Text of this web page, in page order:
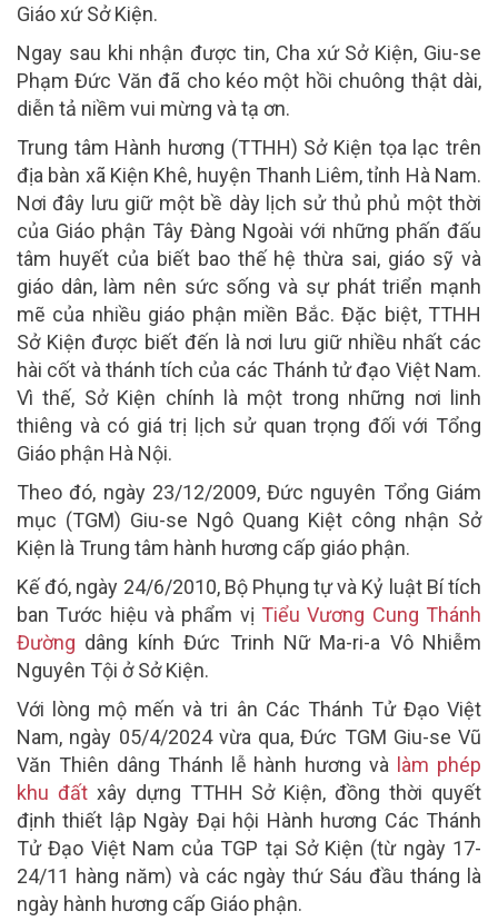
Giáo xứ Sở Kiện.
Ngay sau khi nhận được tin, Cha xứ Sở Kiện, Giu-se
Phạm Đức Văn đã cho kéo một hồi chuông thật dài,
diễn tả niềm vui mừng và tạ ơn.
Trung tâm Hành hương (TTHH) Sở Kiện tọa lạc trên
địa bàn xã Kiện Khê, huyện Thanh Liêm, tỉnh Hà Nam.
Nơi đây lưu giữ một bề dày lịch sử thủ phủ một thời
của Giáo phận Tây Đàng Ngoài với những phấn đấu
tâm huyết của biết bao thế hệ thừa sai, giáo sỹ và
giáo dân, làm nên sức sống và sự phát triển mạnh
mẽ của nhiều giáo phận miền Bắc. Đặc biệt, TTHH
Sở Kiện được biết đến là nơi lưu giữ nhiều nhất các
hài cốt và thánh tích của các Thánh tử đạo Việt Nam.
Vì thế, Sở Kiện chính là một trong những nơi linh
thiêng và có giá trị lịch sử quan trọng đối với Tổng
Giáo phận Hà Nội.
Theo đó, ngày 23/12/2009, Đức nguyên Tổng Giám
mục (TGM) Giu-se Ngô Quang Kiệt công nhận Sở
Kiện là Trung tâm hành hương cấp giáo phận.
Kế đó, ngày 24/6/2010, Bộ Phụng tự và Kỷ luật Bí tích
ban Tước hiệu và phẩm vị Tiểu Vương Cung Thánh
Đường dâng kính Đức Trinh Nữ Ma-ri-a Vô Nhiễm
Nguyên Tội ở Sở Kiện.
Với lòng mộ mến và tri ân Các Thánh Tử Đạo Việt
Nam, ngày 05/4/2024 vừa qua, Đức TGM Giu-se Vũ
Văn Thiên dâng Thánh lễ hành hương và làm phép
khu đấtxây dựng TTHH Sở Kiện, đồng thời quyết
định thiết lập Ngày Đại hội Hành hương Các Thánh
Tử Đạo Việt Nam của TGP tại Sở Kiện (từ ngày 17-
24/11 hàng năm) và các ngày thứ Sáu đầu tháng là
ngày hành hương cấp Giáo phận.